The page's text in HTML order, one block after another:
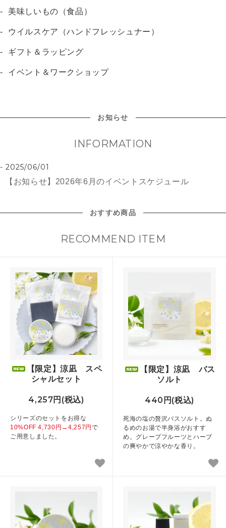
美味しいもの（食品）
ウイルスケア（ハンドフレッシュナー）
ギフト＆ラッピング
イベント＆ワークショップ
お知らせ
INFORMATION
2025/06/01
【お知らせ】2026年6月のイベントスケジュール
おすすめ商品
RECOMMEND ITEM
【限定】涼凪 スペ
シャルセット
4,257円(税込)
シリーズのセットをお得な
10%OFF 4,730円→4,257円 で
ご用意しました。
【限定】涼凪 バス
ソルト
440円(税込)
死海の塩の贅沢バスソルト。ぬ
るめのお湯で半身浴がおすす
め。グレープフルーツとハーブ
の爽やかで涼やかな香り。